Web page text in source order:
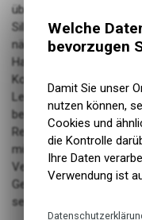
überarbeitete Helm
Silhouette sowie eine
nächste
Hausrunde fährt, der
Kombination aus
Leistung. Starkes
bedienbares, haltbares
Reflexelemente hinten
müssen alle
Verbesserungen jetzt
Generation des Fixture
seiner Position als Preis-
Welche
bevorzugen
Damit Sie unser
nutzen können,
Cookies und
die Kontrolle
Ihre Daten
Verwendung ist